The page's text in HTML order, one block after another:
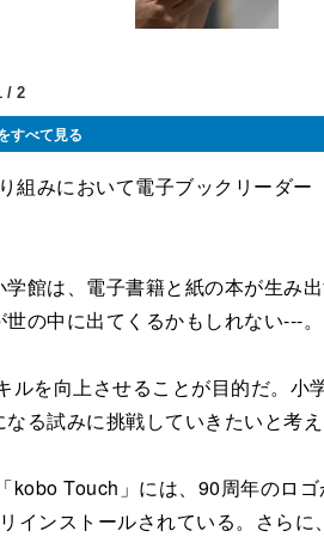
/ 2
すべて見る
みにおいて電子ブックリーダ
館は、電子書籍と紙の本が生み
の中に出てくるかもしれない---。
を向上させることが目的だ。小
る試みに挑戦していきたいと考え
Touch」には、90周年のロ
ストールされている。さらに